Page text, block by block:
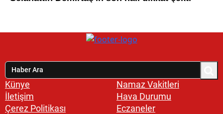
Künye
İletişim
Çerez Politikası
Namaz Vakitleri
Hava Durumu
Eczaneler